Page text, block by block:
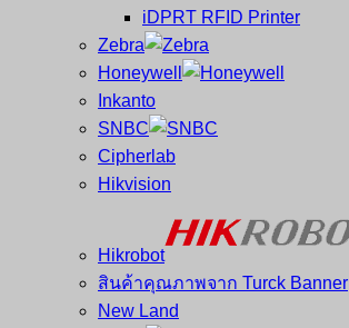
iDPRT RFID Printer
Zebra
Honeywell
Inkanto
SNBC
Cipherlab
Hikvision
Hikrobot
สินค้าคุณภาพจาก Turck Banner
New Land